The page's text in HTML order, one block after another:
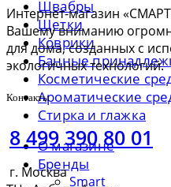
Швабры
Щетки
Коврики
Банные
Косметические
Ароматические
Стирка и глажка
О магазине
Бренды
Smart
Интернет-магазин
Вашему вниманию
для дома, созданных с
экологичных технологий.
Контакты
8 499 390 80 01
г. Москва